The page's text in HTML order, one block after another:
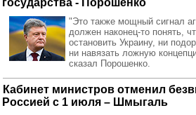
государства - Порошенко
"Это также мощный сигнал
должен наконец-то понять,
остановить Украину, ни
ни навязать ложную
сказал Порошенко.
Кабинет министров отменил
Россией с 1 июля – Шмыгаль